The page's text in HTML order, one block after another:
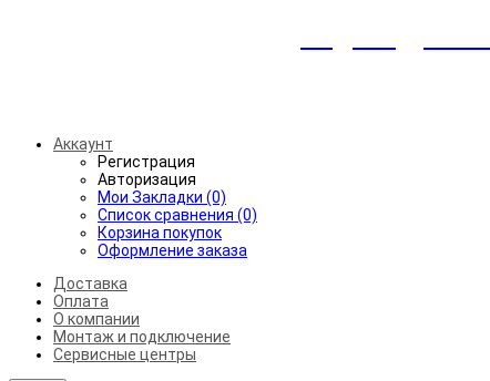
Аккаунт
Регистрация
Авторизация
Мои Закладки (0)
Список сравнения (0)
Корзина покупок
Оформление заказа
Доставка
Оплата
О компании
Монтаж и подключение
Сервисные центры